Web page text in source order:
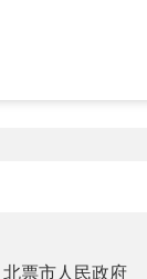
票市人民政府